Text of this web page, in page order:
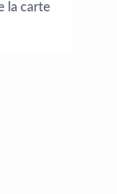
la carte